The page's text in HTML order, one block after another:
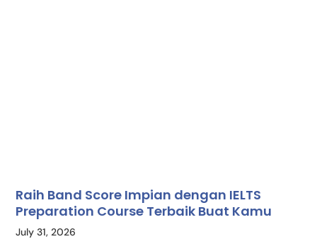
Raih Band Score Impian dengan IELTS
Preparation Course Terbaik Buat Kamu
July 31, 2026